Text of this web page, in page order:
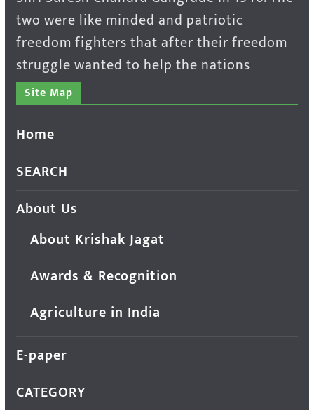
two were like minded and patriotic
freedom fighters that after their freedom
struggle wanted to help the nations
Site Map
Home
SEARCH
About Us
About Krishak Jagat
Awards & Recognition
Agriculture in India
E-paper
CATEGORY